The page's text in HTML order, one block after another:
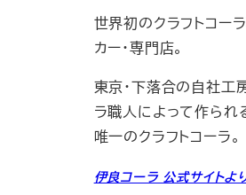
世界初のクラフトコー
カー・専門店。
東京・下落合の自社工
ラ職人によって作られ
唯一のクラフトコーラ。
伊良コーラ 公式サイトよ